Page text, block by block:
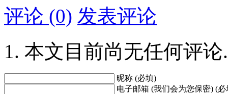
评论 (0) 发表评论
本文目前尚无任何评论.
昵称 (必填)
电子邮箱 (我们会为您保密) (必